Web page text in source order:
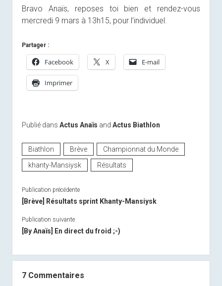
Bravo Anaïs, reposes toi bien et rendez-vous
mercredi 9 mars à 13h15, pour l’individuel.
Partager :
Facebook X E-mail
Imprimer
Publié dans Actus Anaïs and Actus Biathlon
Biathlon Brève
Championnat du Monde
khanty-Mansiysk
Résultats
Publication précédente
[Brève] Résultats sprint Khanty-Mansiysk
Publication suivante
[By Anaïs] En direct du froid ;-)
7 Commentaires